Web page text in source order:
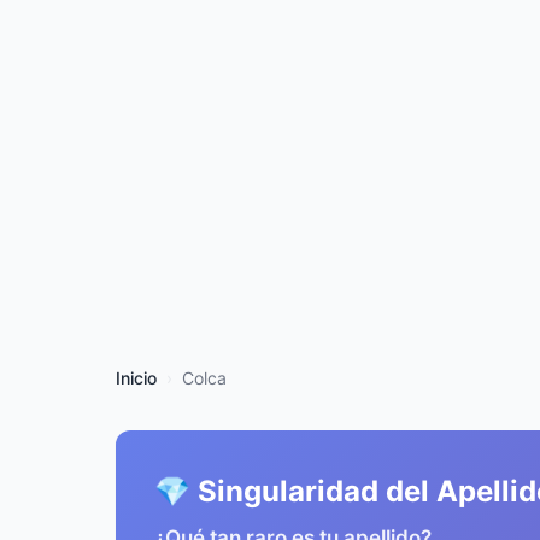
Inicio Colca
💎 Singularidad del